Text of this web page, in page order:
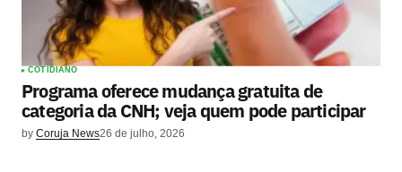
COTIDIANO
Programa oferece mudança gratuita de
categoria da CNH; veja quem pode participar
by Coruja News26 de julho, 2026